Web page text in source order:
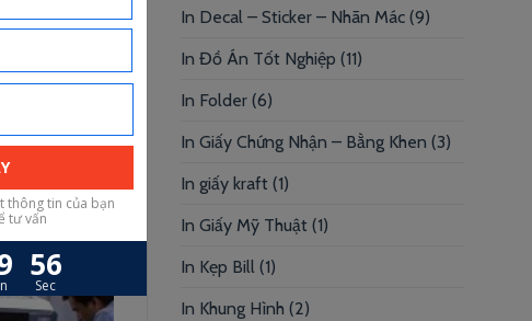
Leave a comment
In Decal – Sticker – Nhãn Mác (9)
In Đồ Án Tốt Nghiệp (11)
In Folder (6)
In Giấy Chứng Nhận – Bằng Khen (3)
In giấy kraft (1)
In Giấy Mỹ Thuật (1)
In Kẹp Bill (1)
In Khung Hình (2)